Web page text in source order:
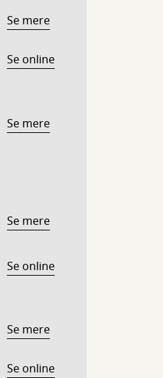
Se mere
Se online
Se mere
Se mere
Se online
Se mere
Se online